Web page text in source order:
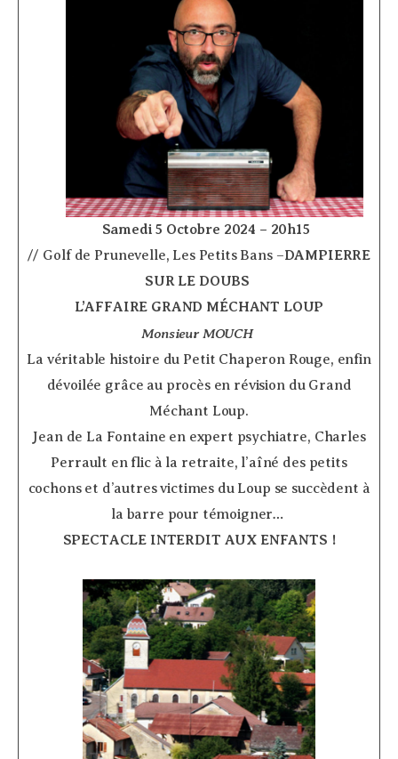
Samedi 5 Octobre 2024 – 20h15
// Golf de Prunevelle, Les Petits Bans –DAMPIERRE
SUR LE DOUBS
L’AFFAIRE GRAND MÉCHANT LOUP
Monsieur MOUCH­
La véritable histoire du Petit Chaperon Rouge, enfin
dévoilée grâce au procès en révision du Grand
Méchant Loup.
Jean de La Fontaine en expert psychiatre, Charles
Perrault en flic à la retraite, l’aîné des petits
cochons et d’autres victimes du Loup se succèdent à
la barre pour témoigner…
SPECTACLE INTERDIT AUX ENFANTS !